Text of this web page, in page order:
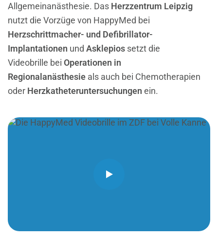
Allgemeinanästhesie. DasHerzzentrum Leipzig
nutzt die Vorzüge von HappyMed bei
Herzschrittmacher- und Defibrillator-
Implantationen und Asklepiossetzt die
Videobrille bei Operationen in
Regionalanästhesieals auch bei Chemotherapien
oder Herzkatheteruntersuchungen ein.